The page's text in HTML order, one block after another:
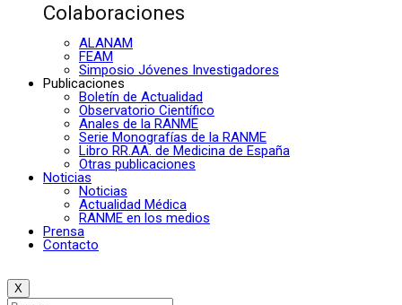
Colaboraciones
ALANAM
FEAM
Simposio Jóvenes Investigadores
Publicaciones
Boletín de Actualidad
Observatorio Científico
Anales de la RANME
Serie Monografías de la RANME
Libro RR.AA. de Medicina de España
Otras publicaciones
Noticias
Noticias
Actualidad Médica
RANME en los medios
Prensa
Contacto
X